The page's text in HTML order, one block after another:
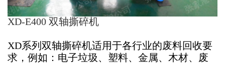
XD-E400 双轴撕碎机
XD系列双轴撕碎机适用于各行业的废料回收要
求，例如：电子垃圾、塑料、金属、木材、废